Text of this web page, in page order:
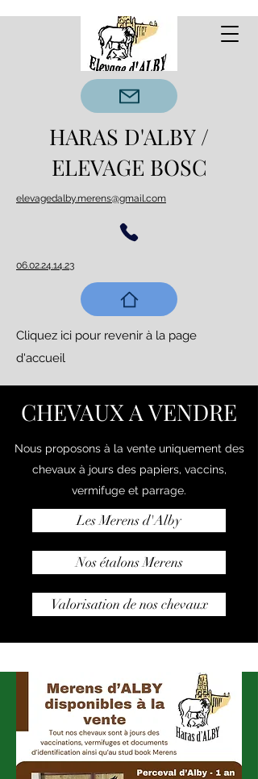
HARAS D'ALBY /
ELEVAGE BOSC
elevagedalby.merens@gmail.com
06.02.24.14.23
Cliquez ici pour revenir à la page
d'accueil
CHEVAUX A VENDRE
Nous proposons à la vente uniquement des
chevaux à jours des papiers, vaccins,
vermifuge et parrage.
Les Merens d'Alby
Nos étalons Merens
Valorisation de nos chevaux